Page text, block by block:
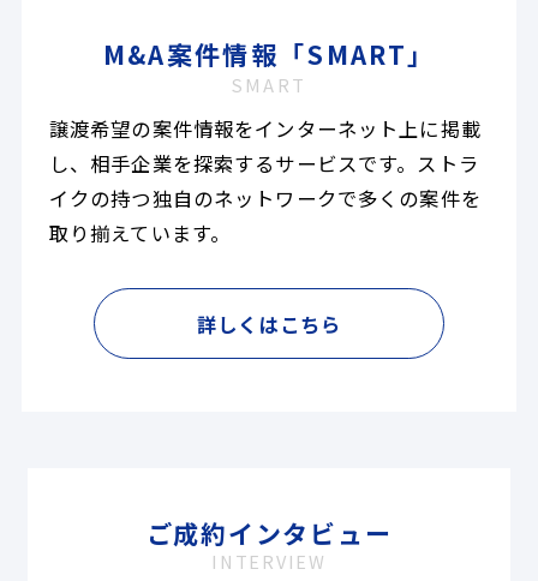
M&A案件情報「SMART」
SMART
譲渡希望の案件情報をインターネット上に掲載
し、相手企業を探索するサービスです。ストラ
イクの持つ独自のネットワークで多くの案件を
取り揃えています。
詳しくはこちら
ご成約インタビュー
INTERVIEW